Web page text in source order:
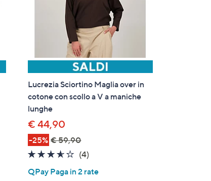
Lucrezia Sciortino Maglia over in
cotone con scollo a V a maniche
lunghe
€ 44,90
-25% € 59,90
3.5
(4)
QPay Paga in 2 rate